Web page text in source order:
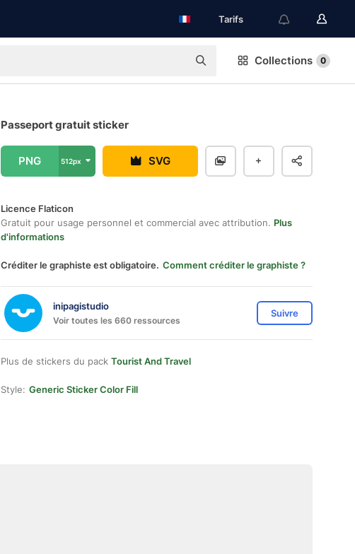
Tarifs
Collections 0
Passeport gratuit sticker
PNG 512px SVG
Licence Flaticon
Gratuit pour usage personnel et commercial avec attribution. Plus
d'informations
Créditer le graphiste est obligatoire. Comment créditer le graphiste ?
inipagistudio
Voir toutes les 660 ressources
Suivre
Plus de stickers du pack Tourist And Travel
Style: Generic Sticker Color Fill